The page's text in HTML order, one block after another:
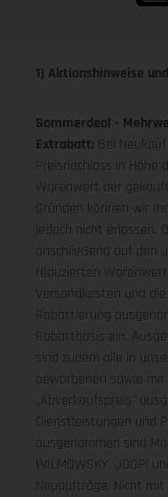
1) Aktionshinweise
Sommerdeal -
Extrabatt: Bei
Preisnachlass in
Warenwert der
Gründen können wir
jedoch nicht erlassen.
anschließend auf den
reduzierten
Versandkosten und
Rabattierung
Rabattbasis ein.
sind zudem alle in
beworbenen sowie mit
„Abverkaufspreis"
Dienstleistungen und
ausgenommen sind
WILMOWSKY, JOOP!
Neuaufträge. Nicht